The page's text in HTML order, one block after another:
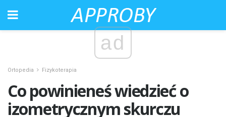
ad
Ortopedia Fizykoterapia
Co powinieneś wiedzieć o
izometrycznym skurczu